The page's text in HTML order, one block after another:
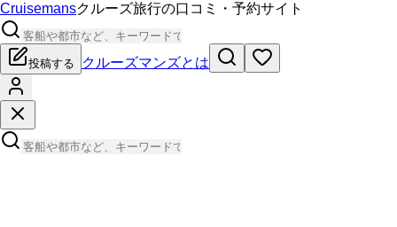
Cruisemansクルーズ旅行の口コミ・予約サイト
投稿する クルーズマンズとは